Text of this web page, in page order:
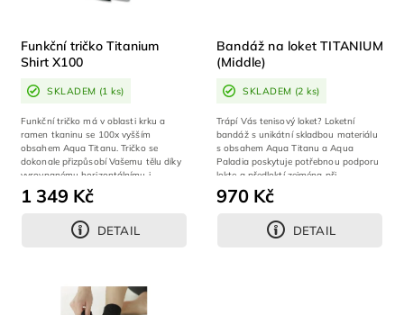
Funkční tričko Titanium
Shirt X100
SKLADEM (1 ks)
1 349 Kč
DETAIL
Funkční tričko má v oblasti krku a
ramen tkaninu se 100x vyšším
obsahem Aqua Titanu. Tričko se
dokonale přizpůsobí Vašemu tělu díky
vyrovnanému horizontálnímu i
vertikálnímu...
Bandáž na loket TITANIUM
(Middle)
SKLADEM (2 ks)
970 Kč
DETAIL
Trápí Vás tenisový loket? Loketní
bandáž s unikátní skladbou materiálu
s obsahem Aqua Titanu a Aqua
Paladia poskytuje potřebnou podporu
lokte a předloktí zejména při
raketových...